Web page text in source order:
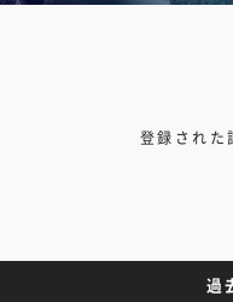
登録された
過